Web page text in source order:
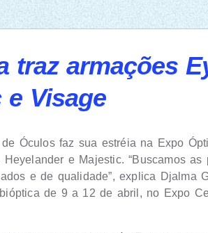
traz armações
e Visage
Óculos faz sua estréia na Expo
e Majestic. “Buscamos
e de qualidade”, explica Djalma
de 9 a 12 de abril, no Expo